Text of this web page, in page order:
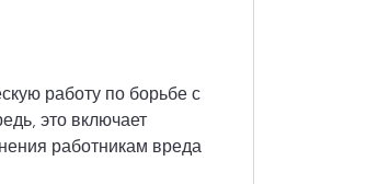
работу по борьбе с
это включает
работникам вреда